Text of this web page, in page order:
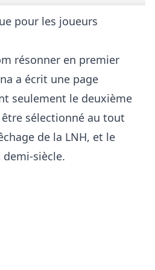
pour les joueurs
résonner en premier
a écrit une page
seulement le deuxième
sélectionné au tout
de la LNH, et le
siècle.